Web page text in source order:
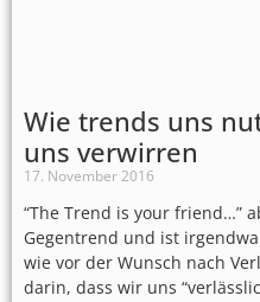
Wie trends uns
uns verwirren
17. November 2016
“The Trend is your friend…”
Gegentrend und ist
wie vor der Wunsch nach
darin, dass wir uns